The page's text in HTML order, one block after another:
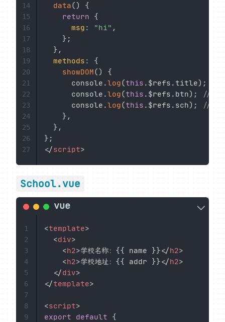
data()
{
return
{
msg : "hi" ,
} ;
} ,
methods :
{
showDOM()
{
      console
.log(this . $refs .title) ;
      console
.log(this . $refs . btn) ;
// 真
      console
.log(this . $refs . sch) ;
//
} ,
} ,
} ;
</script>
14
15
16
17
18
19
20
21
22
23
24
25
26
27
School.vue
<template>
<div>
<h2>学校名称：{{ name }}</h2>
<h2>学校地址：{{ addr }}</h2>
</div>
</template>
<script>
export
default
{
1
2
3
4
5
6
7
8
9